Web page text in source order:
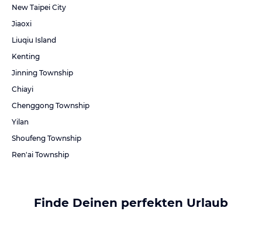
New Taipei City
Jiaoxi
Liuqiu Island
Kenting
Jinning Township
Chiayi
Chenggong Township
Yilan
Shoufeng Township
Ren'ai Township
Finde Deinen perfekten Urlaub